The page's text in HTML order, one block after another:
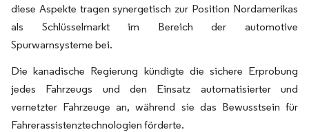
diese Aspekte tragen synergetisch zur Position Nordamerikas
als Schlüsselmarkt im Bereich der automotive
Spurwarnsysteme bei.
Die kanadische Regierung kündigte die sichere Erprobung
jedes Fahrzeugs und den Einsatz automatisierter und
vernetzter Fahrzeuge an, während sie das Bewusstsein für
Fahrerassistenztechnologien förderte.